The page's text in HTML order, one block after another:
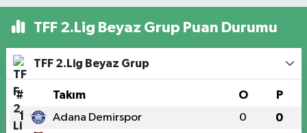
Şarampole Uçtu,
2 Kişi Yaralandı
TFF 2.Lig Beyaz Grup Puan Durumu
TFF 2.Lig Beyaz Grup
# Takım O P
1 Adana Demirspor 0 0